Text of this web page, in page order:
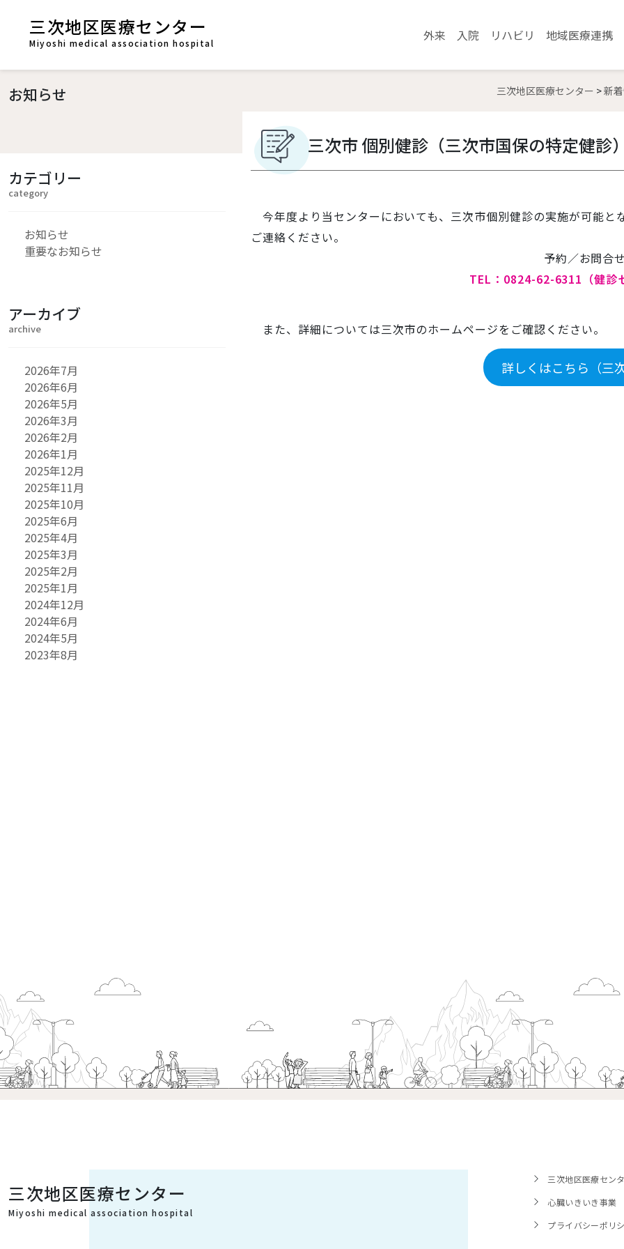
三次地区医療センター
Miyoshi medical association hospital 外来 入院 リハビリ 地域医療連携
三次地区医療センター >新
お知らせ
三次市 個別健診（三次市国保の特定健診
今年度より当センターにおいても、三次市個別健診の実施が可能
ご連絡ください。
予約／お問合
TEL：0824-62-6311（健診
また、詳細については三次市のホームページをご確認ください。
詳しくはこちら（三
カテゴリー
category
お知らせ
重要なお知らせ
アーカイブ
archive
2026年7月
2026年6月
2026年5月
2026年3月
2026年2月
2026年1月
2025年12月
2025年11月
2025年10月
2025年6月
2025年4月
2025年3月
2025年2月
2025年1月
2024年12月
2024年6月
2024年5月
2023年8月
三次地区医療セン
心臓いきいき事業
プライバシーポリ
三次地区医療センター
Miyoshi medical association hospital